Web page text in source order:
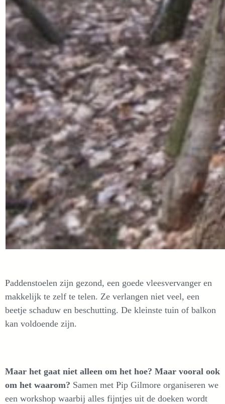
Paddenstoelen zijn gezond, een goede vleesvervanger en
makkelijk te zelf te telen. Ze verlangen niet veel, een
beetje schaduw en beschutting. De kleinste tuin of balkon
kan voldoende zijn.
Maar het gaat niet alleen om het hoe? Maar vooral ook
om het waarom? Samen met Pip Gilmore organiseren we
een workshop waarbij alles fijntjes uit de doeken wordt